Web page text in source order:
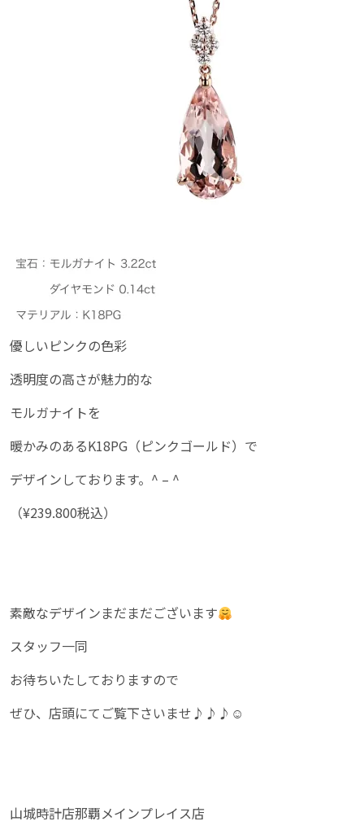
優しいピンクの色彩
透明度の高さが魅力的な
モルガナイトを
暖かみのあるK18PG（ピンクゴールド）で
デザインしております。^ – ^
（¥239.800税込）
素敵なデザインまだまだございます
スタッフ一同
お待ちいたしておりますので
ぜひ、店頭にてご覧下さいませ♪♪♪☺︎
山城時計店那覇メインプレイス店